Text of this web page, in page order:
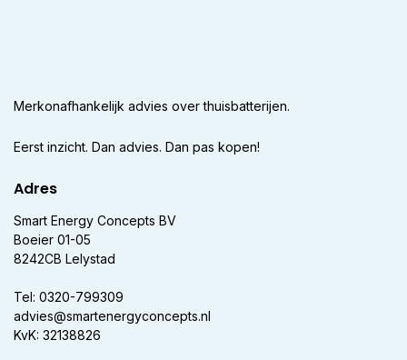
Merkonafhankelijk advies over thuisbatterijen.
Eerst inzicht. Dan advies. Dan pas kopen!
Adres
Smart Energy Concepts BV
Boeier 01-05
8242CB Lelystad
Tel: 0320-799309
advies@smartenergyconcepts.nl
KvK: 32138826